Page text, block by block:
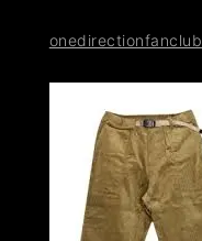
onedirectionfanclub